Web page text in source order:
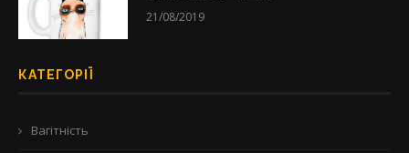
21/08/2019
КАТЕГОРІЇ
Вагітність